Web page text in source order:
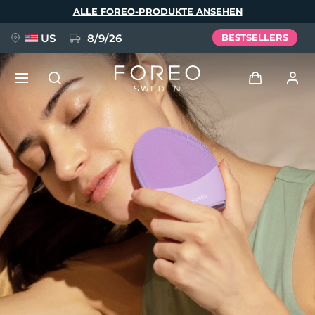
ALLE FOREO-PRODUKTE ANSEHEN
US 8/9/26 BESTSELLERS
Benutzerkonto
Meine Geräte
Meine Bestellungen
Meine Adressen
Meine Abonnements
NEU
FAQ™ Pure Beauty-Tech Elixir
BREAKING NEWS
issa™ Teeth Whitening Set
Sprache
English Deutsch
Español
Français
Italiano
Português
Svenska
Русский
Türkçe
简体中文 繁體中文